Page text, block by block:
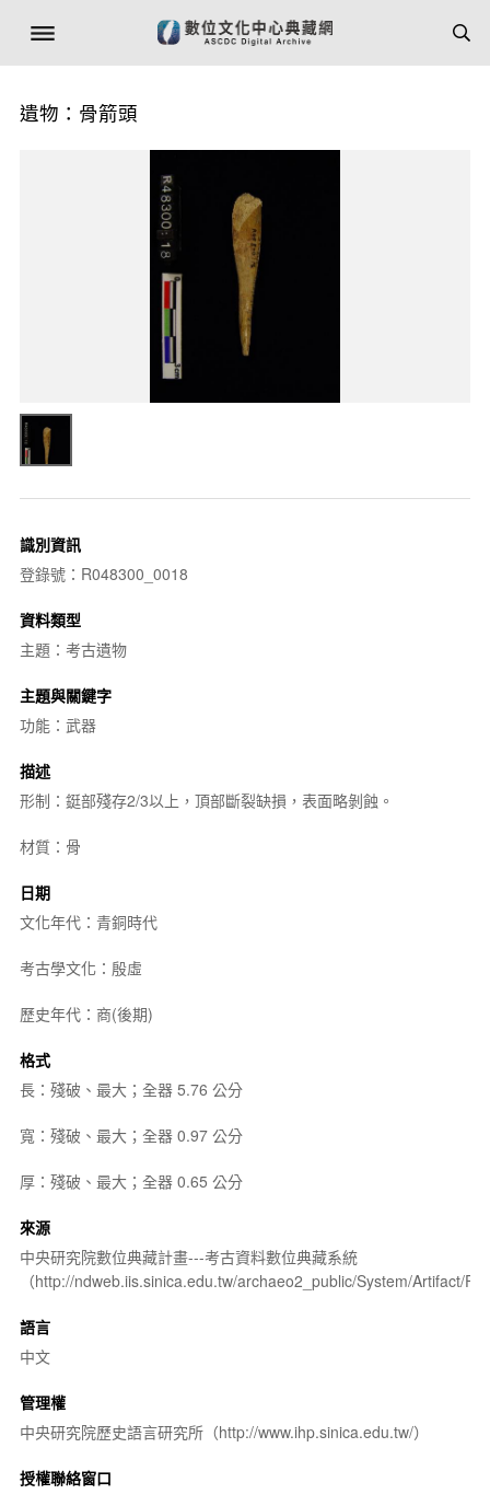
遺物：骨箭頭
識別資訊
登錄號：R048300_0018
資料類型
主題：考古遺物
主題與關鍵字
功能：武器
描述
形制：鋌部殘存2/3以上，頂部斷裂缺損，表面略剝蝕。
材質：骨
日期
文化年代：青銅時代
考古學文化：殷虛
歷史年代：商(後期)
格式
長：殘破、最大；全器 5.76 公分
寬：殘破、最大；全器 0.97 公分
厚：殘破、最大；全器 0.65 公分
來源
中央研究院數位典藏計畫---考古資料數位典藏系統
（http://ndweb.iis.sinica.edu.tw/archaeo2_public/System/Artifact/
語言
中文
管理權
中央研究院歷史語言研究所（http://www.ihp.sinica.edu.tw/）
授權聯絡窗口